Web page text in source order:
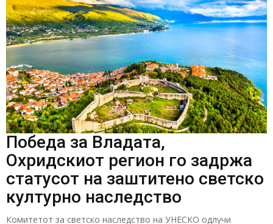
Победа за Владата,
Охридскиот регион го задржа
статусот на заштитено светско
културно наследство
Комитетот за светско наследство на УНЕСКО одлучи